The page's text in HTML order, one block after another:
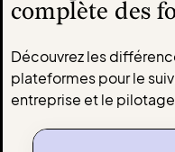
complète des
Découvrez les
plateformes pour le
entreprise et le